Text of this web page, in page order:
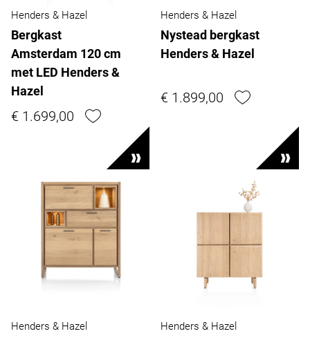
Henders & Hazel
Bergkast
Amsterdam 120 cm
met LED Henders &
Hazel
€ 1.699,00
Henders & Hazel
Nystead bergkast
Henders & Hazel
€ 1.899,00
Henders & Hazel Henders & Hazel